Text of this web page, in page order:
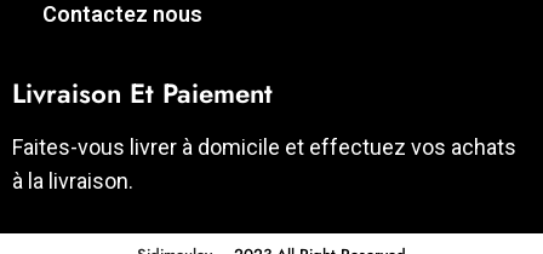
Contactez nous
Livraison Et Paiement
Faites-vous livrer à domicile et effectuez vos achats
à la livraison.